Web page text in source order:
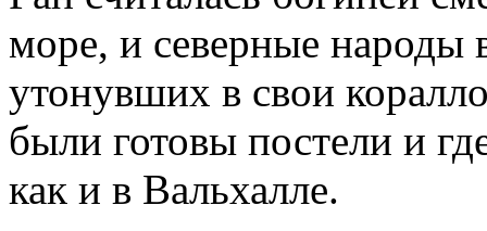
море, и северные народы
утонувших в свои
были готовы постели и
как и в Вальхалле.